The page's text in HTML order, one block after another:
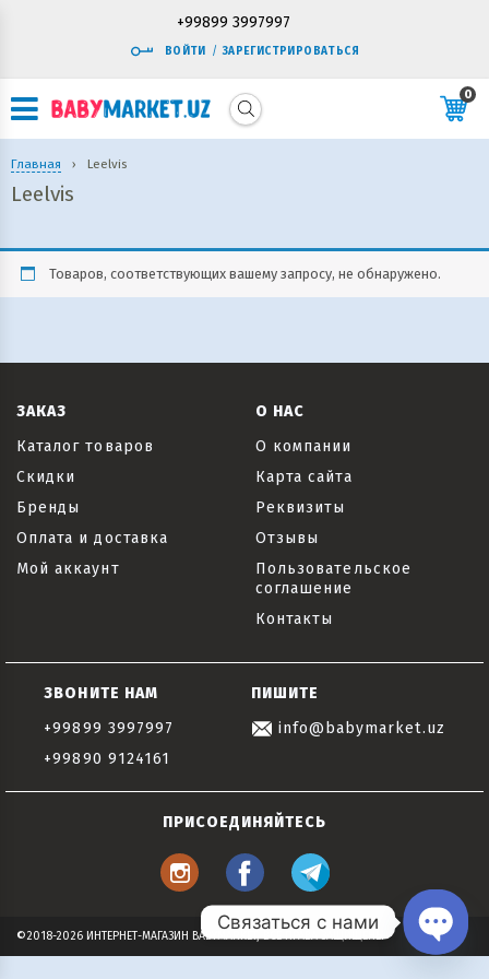
+99899 3997997
ВОЙТИ / ЗАРЕГИСТРИРОВАТЬСЯ
0
Главная › Leelvis
Leelvis
Товаров, соответствующих вашему запросу, не обнаружено.
ЗАКАЗ
Каталог товаров
Скидки
Бренды
Оплата и доставка
Мой аккаунт
О НАС
О компании
Карта сайта
Реквизиты
Отзывы
Пользовательское
соглашение
Контакты
ЗВОНИТЕ НАМ
+99899 3997997
+99890 9124161
ПИШИТЕ
info@babymarket.uz
ПРИСОЕДИНЯЙТЕСЬ
©2018-2026 ИНТЕРНЕТ-МАГАЗИН BABYMARKET, ВСЕ ПРАВА ЗАЩИЩЕНЫ
Связаться с нами
Open